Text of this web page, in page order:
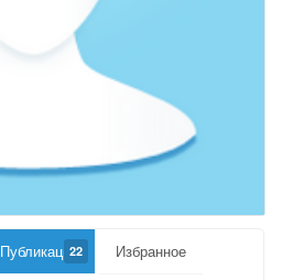
Публикации22 Избранное